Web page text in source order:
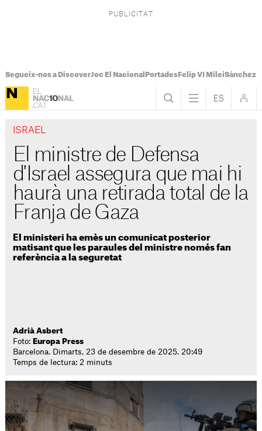
Segueix-nos a DiscoverJoc El Nacional PortadesFelip VI MileiSánchez
ISRAEL
El ministre de Defensa
d'Israel assegura que mai hi
haurà una retirada total de la
Franja de Gaza
El ministeri ha emès un comunicat posterior
matisant que les paraules del ministre només fan
referència a la seguretat
Adrià Asbert
Foto: Europa Press
Barcelona. Dimarts, 23 de desembre de 2025. 20:49
Temps de lectura: 2 minuts